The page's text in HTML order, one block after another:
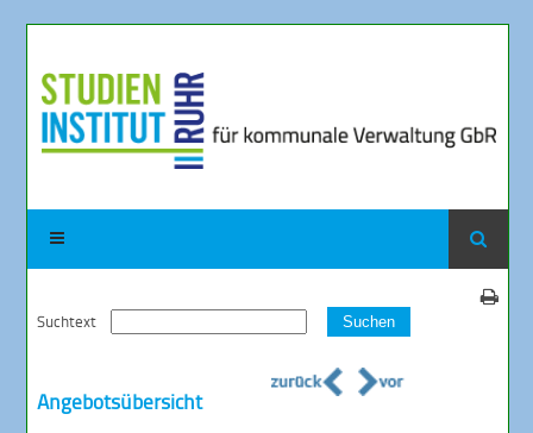
Suchtext Suchen
Angebotsübersicht